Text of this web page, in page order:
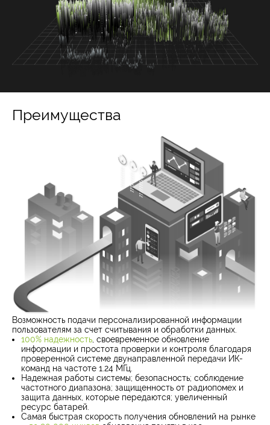
Преимущества
Возможность подачи персонализированной информации
пользователям за счет считывания и обработки данных.
100% надежность , своевременное обновление
информации и простота проверки и контроля благодаря
проверенной системе двунаправленной передачи ИК-
команд на частоте 1.24 МГц.
Надежная работы системы; безопасность; соблюдение
частотного диапазона; защищенность от радиопомех и
защита данных, которые передаются; увеличенный
ресурс батарей.
Самая быстрая скорость получения обновлений на рынке